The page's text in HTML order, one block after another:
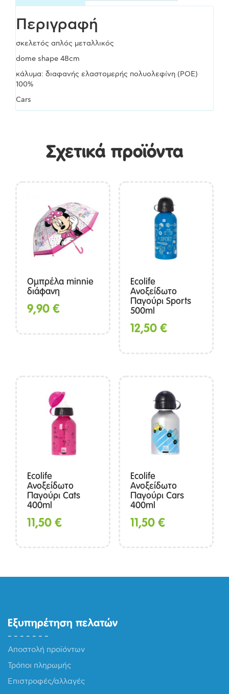
Περιγραφή
σκελετός απλός μεταλλικός
dome shape 48cm
κάλυμα: διαφανής ελαστομερής πολυολεφίνη (POE)
100%
Cars
Σχετικά προϊόντα
Ομπρέλα minnie
διάφανη
9,90€
Ecolife
Ανοξείδωτο
Παγούρι Sports
500ml
12,50€
Ecolife
Ανοξείδωτο
Παγούρι Cats
400ml
11,50€
Ecolife
Ανοξείδωτο
Παγούρι Cars
400ml
11,50€
Εξυπηρέτηση πελατών
Αποστολή προϊόντων
Τρόποι πληρωμής
Επιστροφές/αλλαγές